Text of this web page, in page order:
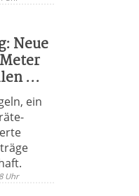
Neue
...
ein
Uhr